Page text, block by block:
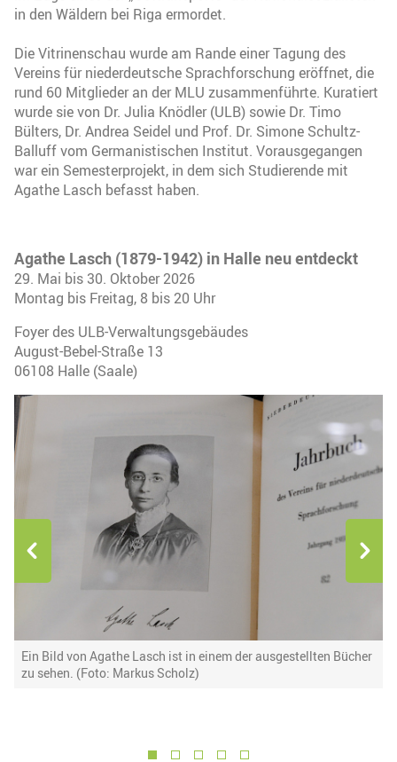
in den Wäldern bei Riga ermordet.
Die Vitrinenschau wurde am Rande einer Tagung des
Vereins für niederdeutsche Sprachforschung eröffnet, die
rund 60 Mitglieder an der MLU zusammenführte. Kuratiert
wurde sie von Dr. Julia Knödler (ULB) sowie Dr. Timo
Bülters, Dr. Andrea Seidel und Prof. Dr. Simone Schultz-
Balluff vom Germanistischen Institut. Vorausgegangen
war ein Semesterprojekt, in dem sich Studierende mit
Agathe Lasch befasst haben.
Agathe Lasch (1879-1942) in Halle neu entdeckt
29. Mai bis 30. Oktober 2026
Montag bis Freitag, 8 bis 20 Uhr
Foyer des ULB-Verwaltungsgebäudes
August-Bebel-Straße 13
06108 Halle (Saale)
Ein Bild von Agathe Lasch ist in einem der ausgestellten Bücher
zu sehen. (Foto: Markus Scholz)